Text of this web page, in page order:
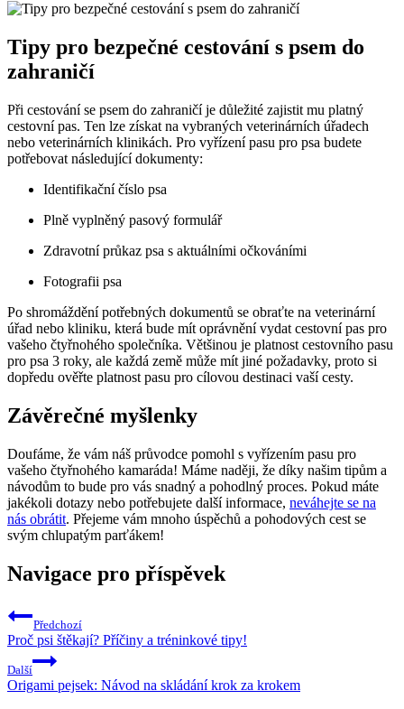
Tipy pro bezpečné cestování s psem do
zahraničí
Při cestování se psem do zahraničí je důležité zajistit mu platný
cestovní pas. Ten lze získat na vybraných veterinárních úřadech
nebo veterinárních klinikách. Pro vyřízení pasu pro psa budete
potřebovat následující dokumenty:
Identifikační číslo psa
Plně vyplněný pasový formulář
Zdravotní průkaz psa s aktuálními očkováními
Fotografii psa
Po shromáždění potřebných dokumentů se obraťte na veterinární
úřad nebo kliniku, která bude mít oprávnění vydat cestovní pas pro
vašeho čtyřnohého společníka. Většinou je platnost cestovního pasu
pro psa 3 roky, ale každá země může mít jiné požadavky, proto si
dopředu ověřte platnost pasu pro cílovou destinaci vaší cesty.
Závěrečné myšlenky
Doufáme, že vám náš průvodce pomohl s vyřízením pasu pro
vašeho čtyřnohého kamaráda! Máme naději, že díky našim tipům a
návodům to bude pro vás snadný a pohodlný proces. Pokud máte
jakékoli dotazy nebo potřebujete další informace, neváhejte se na
nás obrátit. Přejeme vám mnoho úspěchů a pohodových cest se
svým chlupatým parťákem!
Navigace pro příspěvek
Předchozí
Proč psi štěkají? Příčiny a tréninkové tipy!
Další
Origami pejsek: Návod na skládání krok za krokem